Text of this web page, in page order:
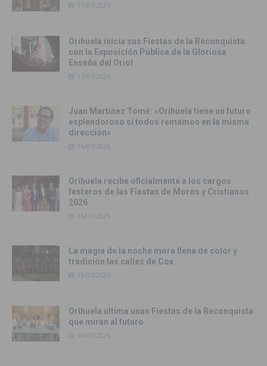
17/07/2026
Orihuela inicia sus Fiestas de la Reconquista
con la Exposición Pública de la Gloriosa
Enseña del Oriol
17/07/2026
Juan Martínez Tomé: «Orihuela tiene un futuro
esplendoroso si todos remamos en la misma
dirección»
16/07/2026
Orihuela recibe oficialmente a los cargos
festeros de las Fiestas de Moros y Cristianos
2026
16/07/2026
La magia de la noche mora llena de color y
tradición las calles de Cox
16/07/2026
Orihuela ultima unas Fiestas de la Reconquista
que miran al futuro
14/07/2026